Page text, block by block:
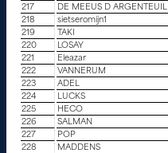
217
DE MEEUS D ARGENTEUIL
218
sietseromijn1
219
TAKI
220
LOSAY
221
Eleazar
222
VANNERUM
223
ADEL
224
LUCKS
225
HECO
226
SALMAN
227
POP
228
MADDENS